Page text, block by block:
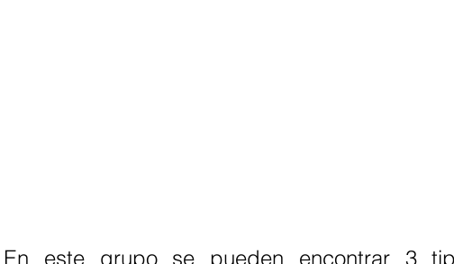
En este grupo se pueden encontrar 3